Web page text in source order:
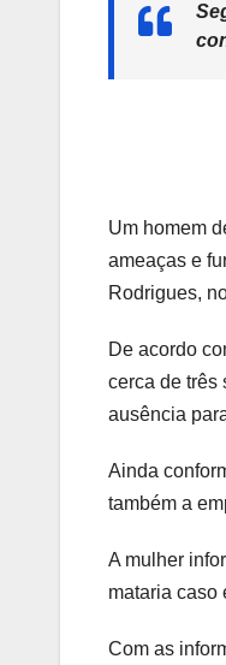
Um homem
ameaças e
Rodrigues,
De acordo
cerca de três
ausência
Ainda
também a
A mulher
mataria caso
Com as